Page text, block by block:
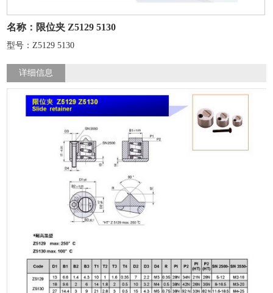
名称：限位夹 Z5129 5130
型号：Z5129 5130
详细信息